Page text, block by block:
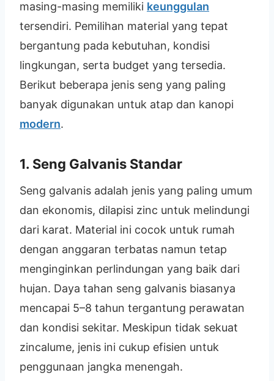
masing-masing memiliki keunggulan
tersendiri. Pemilihan material yang tepat
bergantung pada kebutuhan, kondisi
lingkungan, serta budget yang tersedia.
Berikut beberapa jenis seng yang paling
banyak digunakan untuk atap dan kanopi
modern.
1. Seng Galvanis Standar
Seng galvanis adalah jenis yang paling umum
dan ekonomis, dilapisi zinc untuk melindungi
dari karat. Material ini cocok untuk rumah
dengan anggaran terbatas namun tetap
menginginkan perlindungan yang baik dari
hujan. Daya tahan seng galvanis biasanya
mencapai 5–8 tahun tergantung perawatan
dan kondisi sekitar. Meskipun tidak sekuat
zincalume, jenis ini cukup efisien untuk
penggunaan jangka menengah.